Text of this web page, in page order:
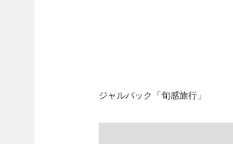
ジャルパック「旬感旅行」